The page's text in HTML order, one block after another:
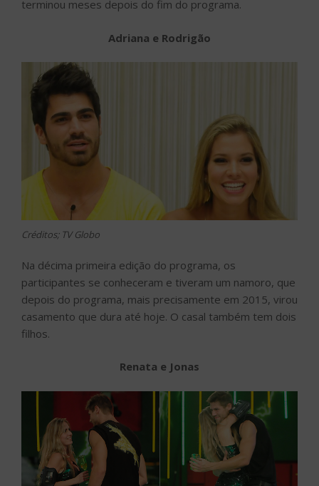
terminou meses depois do fim do programa.
Adriana e Rodrigão
Créditos; TV Globo
Na décima primeira edição do programa, os
participantes se conheceram e tiveram um namoro, que
depois do programa, mais precisamente em 2015, virou
casamento que dura até hoje. O casal também tem dois
filhos.
Renata e Jonas